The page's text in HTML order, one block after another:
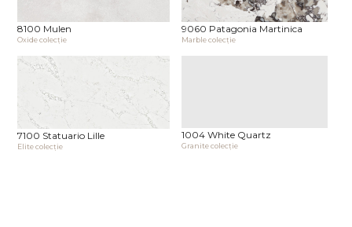
8100 Mulen
Oxide сolecţie
9060 Patagonia Martinica
Marble сolecţie
7100 Statuario Lille
Elite сolecţie
1004 White Quartz
Granite сolecţie